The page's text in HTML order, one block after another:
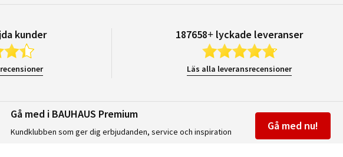
kunder 187658+ lyckade leveranser
Läs alla leveransrecensioner
Gå med i BAUHAUS Premium
Kundklubben som ger dig erbjudanden, service och inspiration Gå med nu!